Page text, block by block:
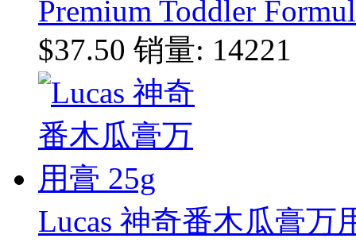
Premium Toddler
$37.50 销量: 14221
Lucas 神奇番木瓜膏万